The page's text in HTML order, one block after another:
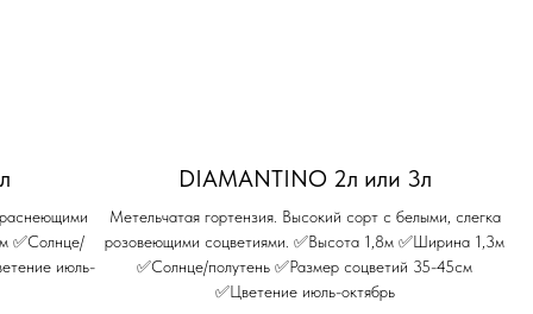
✅Солнце/
июль-
DIAMANTINO 2л или 3л
Метельчатая гортензия. Высокий сорт с белыми, слегка
розовеющими соцветиями. ✅Высота 1,8м ✅Ширина 1,3м
✅Солнце/полутень ✅Размер соцветий 35-45см
✅Цветение июль-октябрь